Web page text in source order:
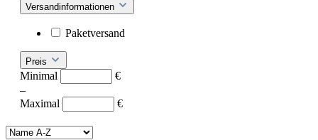
Versandinformationen
Paketversand
Preis
Minimal
€
–
Maximal
€